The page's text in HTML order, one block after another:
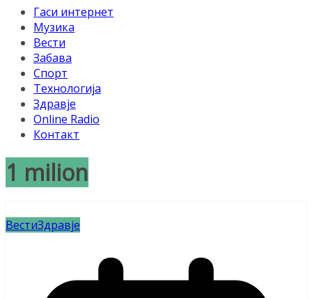
Гаси интернет
Музика
Вести
Забава
Спорт
Технологија
Здравје
Online Radio
Контакт
1 milion
ВестиЗдравје